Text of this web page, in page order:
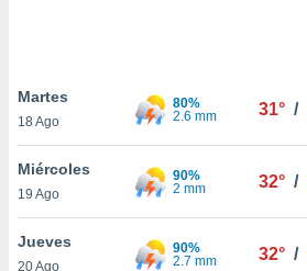
únicos
similares
Martes
18 Ago
80%
2.6 mm
31° /
Miércoles
19 Ago
90%
2 mm
32° /
Jueves
20 Ago
90%
2.7 mm
32° /